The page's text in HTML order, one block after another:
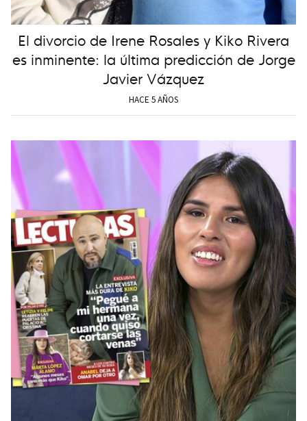
El divorcio de Irene Rosales y Kiko Rivera
es inminente: la última predicción de Jorge
Javier Vázquez
HACE 5 AÑOS